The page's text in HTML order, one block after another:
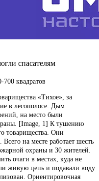
спасателям
квадратов
«Тихое», за
в лесополосе. Дым
на место были
[Image, 1] К тушению
товарищества. Они
на месте работает шесть
охраны и 30 жителей.
очаги в местах, куда не
живую цепь и подавали воду
Ориентировочная